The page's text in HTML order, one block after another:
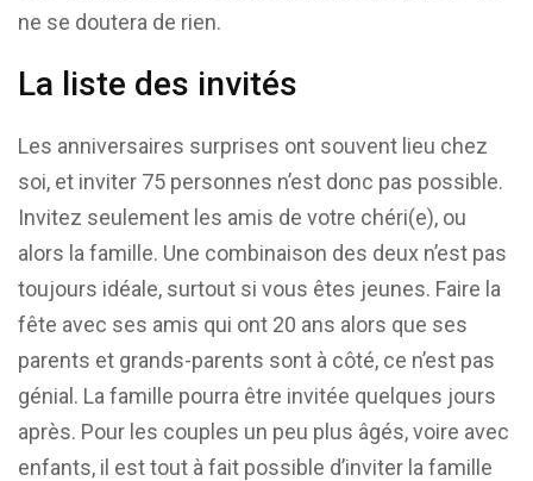
ne se doutera de rien.
La liste des invités
Les anniversaires surprises ont souvent lieu chez
soi, et inviter 75 personnes n’est donc pas possible.
Invitez seulement les amis de votre chéri(e), ou
alors la famille. Une combinaison des deux n’est pas
toujours idéale, surtout si vous êtes jeunes. Faire la
fête avec ses amis qui ont 20 ans alors que ses
parents et grands-parents sont à côté, ce n’est pas
génial. La famille pourra être invitée quelques jours
après. Pour les couples un peu plus âgés, voire avec
enfants, il est tout à fait possible d’inviter la famille